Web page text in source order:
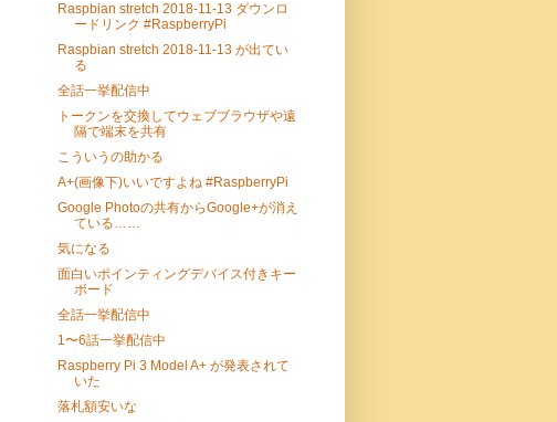
Raspbian stretch 2018-11-13 ダウンロ
ードリンク #RaspberryPi
Raspbian stretch 2018-11-13 が出てい
る
全話一挙配信中
トークンを交換してウェブブラウザや遠
隔で端末を共有
こういうの助かる
A+(画像下)いいですよね #RaspberryPi
Google Photoの共有からGoogle+が消え
ている……
気になる
面白いポインティングデバイス付きキー
ボード
全話一挙配信中
1〜6話一挙配信中
Raspberry Pi 3 Model A+ が発表されて
いた
落札額安いな